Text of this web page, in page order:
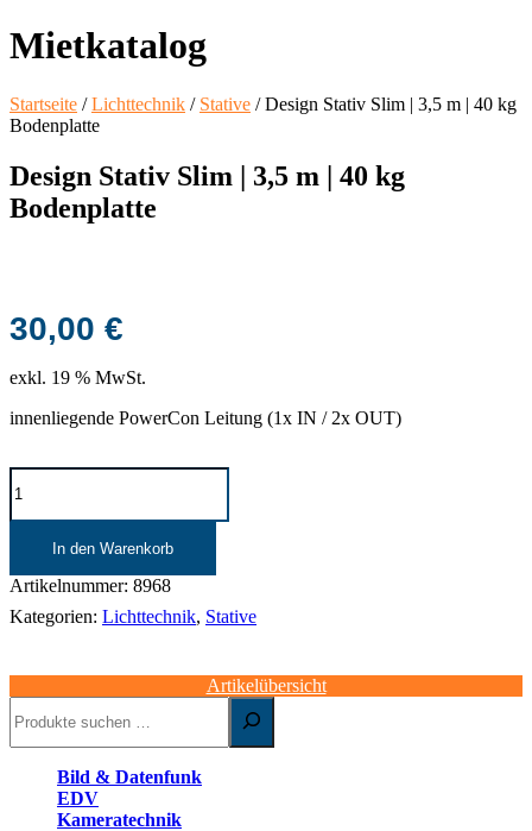
Mietkatalog
Startseite /Lichttechnik / Stative / Design Stativ Slim | 3,5 m | 40 kg
Bodenplatte
Design Stativ Slim | 3,5 m | 40 kg
Bodenplatte
30,00 €
exkl. 19 % MwSt.
innenliegende PowerCon Leitung (1x IN / 2x OUT)
Design
Stativ
Slim
m
40
In den Warenkorb
Artikelnummer: 8968
Kategorien: Lichttechnik, Stative
Artikelübersicht
Bild & Datenfunk
EDV
Kameratechnik